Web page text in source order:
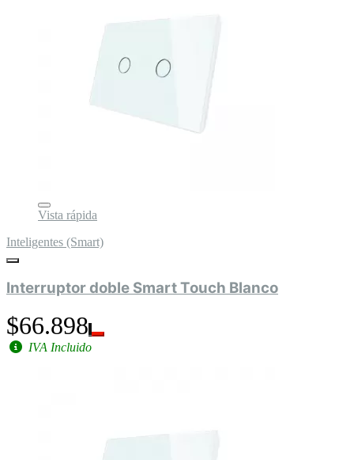
Vista rápida
Inteligentes (Smart)
Interruptor doble Smart Touch Blanco
$66.898
IVA Incluido